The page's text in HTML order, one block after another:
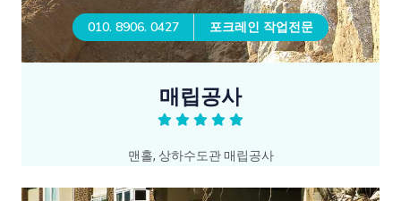
010. 8906. 0427 포크레인 작업전문
매립공사
맨홀, 상하수도관 매립공사